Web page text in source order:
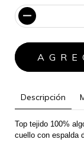
Descripción
Top tejido 100%
cuello con espalda